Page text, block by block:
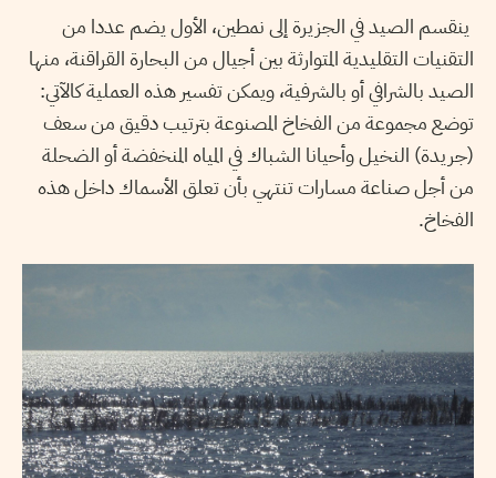
ينقسم الصيد في الجزيرة إلى نمطين، الأول يضم عددا من
التقنيات التقليدية المتوارثة بين أجيال من البحارة القراقنة، منها
الصيد بالشرافي أو بالشرفية، ويمكن تفسير هذه العملية كالآتي:
توضع مجموعة من الفخاخ المصنوعة بترتيب دقيق من سعف
(جريدة) النخيل وأحيانا الشباك في المياه المنخفضة أو الضحلة
من أجل صناعة مسارات تنتهي بأن تعلق الأسماك داخل هذه
الفخاخ.